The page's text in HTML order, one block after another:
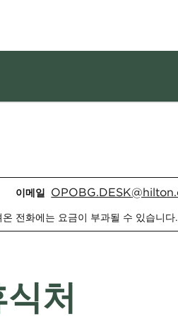
이메일
이메일 OPOBG.DESK
전화에는 요금이 부과될 수 있습니다.
처